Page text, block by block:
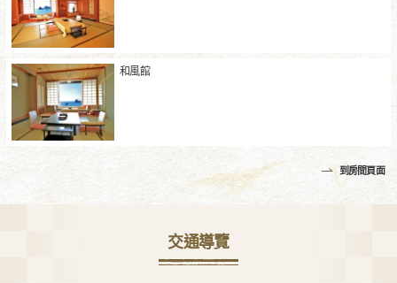
和風館
到房間頁面
交通導覽